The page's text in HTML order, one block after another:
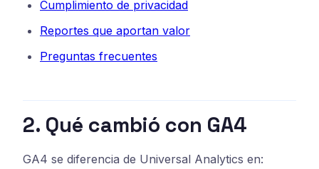
Cumplimiento de privacidad
Reportes que aportan valor
Preguntas frecuentes
2. Qué cambió con GA4
GA4 se diferencia de Universal Analytics en: